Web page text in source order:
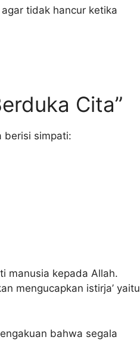
tidak hancur ketika
Cita”
berisi simpati:
manusia kepada Allah.
mengucapkan istirja’ yaitu
bahwa segala